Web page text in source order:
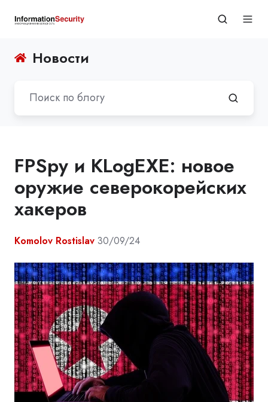
Новости
FPSpy и KLogEXE: новое
оружие северокорейских
хакеров
Komolov Rostislav 30/09/24